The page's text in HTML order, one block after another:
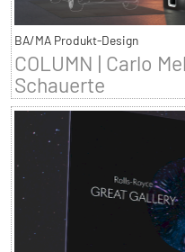
BA/MA Produkt-Design
COLUMN | Carlo
Schauerte